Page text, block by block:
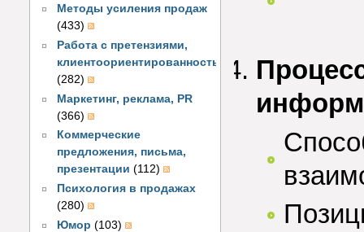
Методы усиления продаж
(433)
Работа с претензиями,
клиентоориентированность
(282)
Маркетинг, реклама, PR
(366)
Коммерческие
предложения, письма,
презентации (112)
Психология в продажах
(280)
Юмор (103)